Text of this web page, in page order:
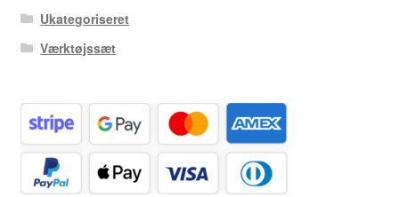
Ukategoriseret
Værktøjssæt